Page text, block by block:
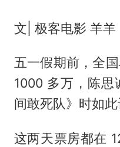
文| 极客电影 羊羊
五一假期前，全
1000 多万，陈思
间敢死队》时如此
这两天票房都在